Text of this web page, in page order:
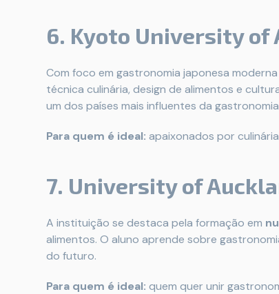
6. Kyoto University of
Com foco em gastronomia japonesa
técnica culinária, design de alimentos e
um dos países mais influentes da
Para quem é ideal: apaixonados por
7. University of
A instituição se destaca pela formação em
alimentos. O aluno aprende sobre
do futuro.
Para quem é ideal: quem quer unir